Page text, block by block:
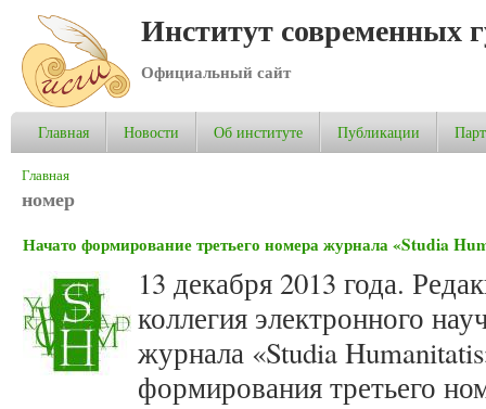
Институт современных
Официальный сайт
Главная Новости Об институте Публикации
Вы здесь
Главная
номер
Начато формирование третьего номера журнала «Studia
13 декабря 2013 года.
коллегия электронного
журнала «Studia
формирования третьего